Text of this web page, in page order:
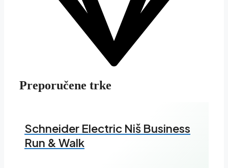
Preporučene trke
Schneider Electric Niš Business
Run & Walk